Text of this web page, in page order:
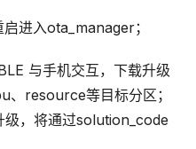
进入ota_manager；
与手机交互，下载升级
、resource等目标分区；
级，将通过solution_code